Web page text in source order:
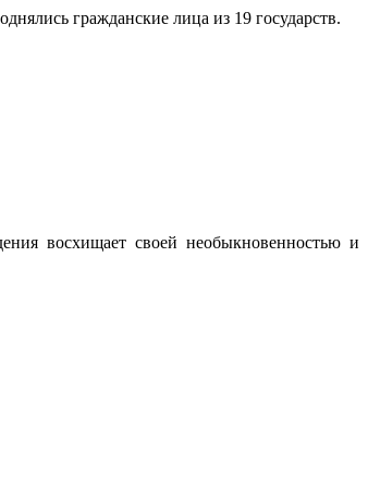
гражданские лица из 19 государств.
восхищает своей необыкновенностью и